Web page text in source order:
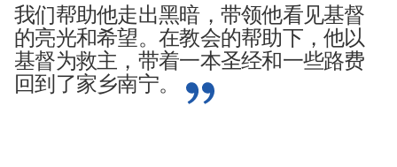
我们帮助他走出黑暗，带领他看见基督
的亮光和希望。在教会的帮助下，他以
基督为救主，带着一本圣经和一些路费
回到了家乡南宁。